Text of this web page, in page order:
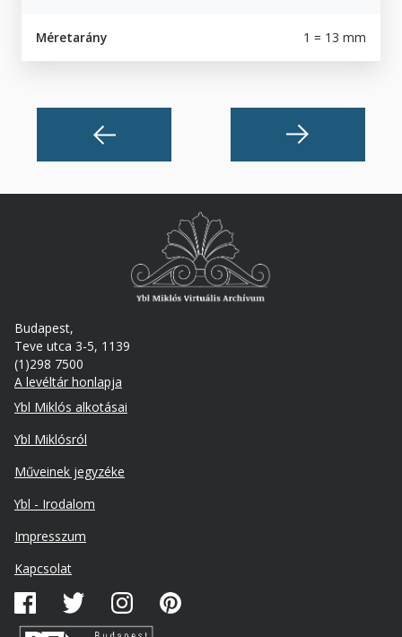
Méretarány 1 = 13 mm
Budapest,
Teve utca 3-5, 1139
(1)298 7500
A levéltár honlapja
Footer
Ybl Miklós alkotásai
Ybl Miklósról
Műveinek jegyzéke
Ybl - Irodalom
Lábléc
másodlagos
Impresszum
Kapcsolat
Közösségi
média